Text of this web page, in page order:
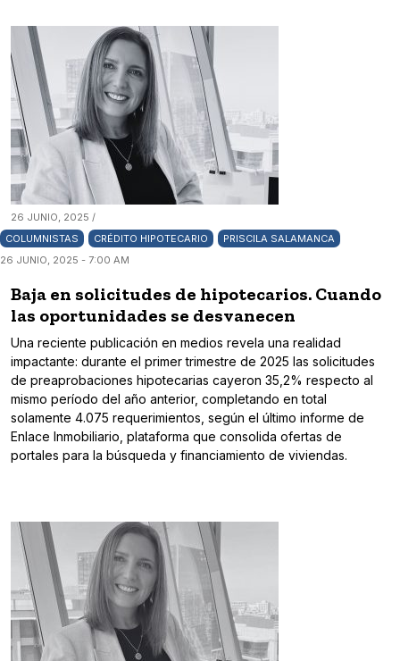
26 JUNIO, 2025 /
COLUMNISTAS
CRÉDITO HIPOTECARIO
PRISCILA SALAMANCA
26 JUNIO, 2025 - 7:00 AM
Baja en solicitudes de hipotecarios. Cuando
las oportunidades se desvanecen
Una reciente publicación en medios revela una realidad
impactante: durante el primer trimestre de 2025 las solicitudes
de preaprobaciones hipotecarias cayeron 35,2% respecto al
mismo período del año anterior, completando en total
solamente 4.075 requerimientos, según el último informe de
Enlace Inmobiliario, plataforma que consolida ofertas de
portales para la búsqueda y financiamiento de viviendas.